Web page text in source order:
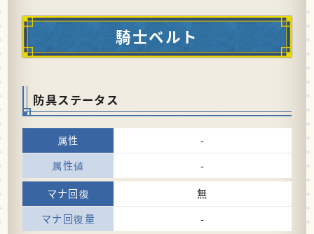
騎士ベルト
防具ステータス
-
-
無
-